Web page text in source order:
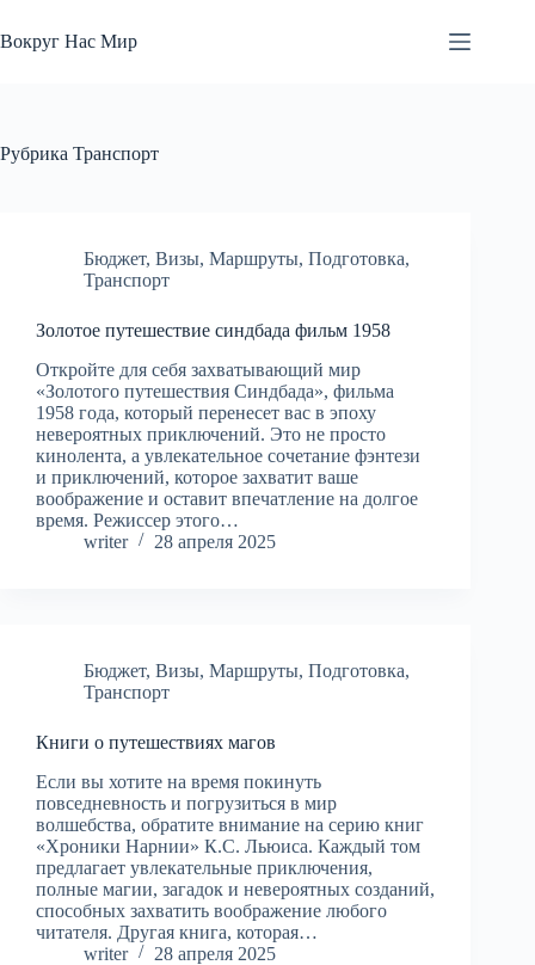
к
сути
Вокруг Нас Мир
Рубрика Транспорт
Бюджет, Визы, Маршруты, Подготовка,
Транспорт
Золотое путешествие синдбада фильм 1958
Откройте для себя захватывающий мир
«Золотого путешествия Синдбада», фильма
1958 года, который перенесет вас в эпоху
невероятных приключений. Это не просто
кинолента, а увлекательное сочетание фэнтези
и приключений, которое захватит ваше
воображение и оставит впечатление на долгое
время. Режиссер этого…
writer
28 апреля 2025
Бюджет, Визы, Маршруты, Подготовка,
Транспорт
Книги о путешествиях магов
Если вы хотите на время покинуть
повседневность и погрузиться в мир
волшебства, обратите внимание на серию книг
«Хроники Нарнии» К.С. Льюиса. Каждый том
предлагает увлекательные приключения,
полные магии, загадок и невероятных созданий,
способных захватить воображение любого
читателя. Другая книга, которая…
writer
28 апреля 2025